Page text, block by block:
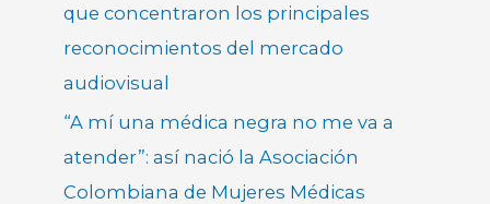
que concentraron los principales
reconocimientos del mercado
audiovisual
“A mí una médica negra no me va a
atender”: así nació la Asociación
Colombiana de Mujeres Médicas